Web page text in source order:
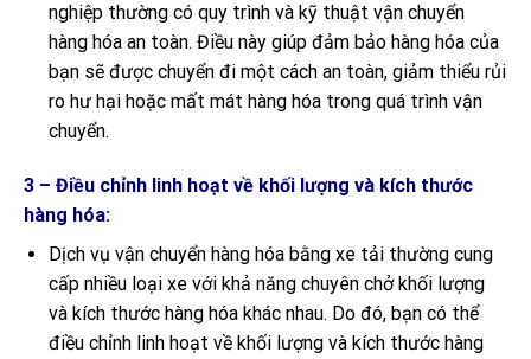
nghiệp thường có quy trình và kỹ thuật vận chuyển
hàng hóa an toàn. Điều này giúp đảm bảo hàng hóa của
bạn sẽ được chuyển đi một cách an toàn, giảm thiểu rủi
ro hư hại hoặc mất mát hàng hóa trong quá trình vận
chuyển.
3 – Điều chỉnh linh hoạt về khối lượng và kích thước
hàng hóa:
Dịch vụ vận chuyển hàng hóa bằng xe tải thường cung
cấp nhiều loại xe với khả năng chuyên chở khối lượng
và kích thước hàng hóa khác nhau. Do đó, bạn có thể
điều chỉnh linh hoạt về khối lượng và kích thước hàng